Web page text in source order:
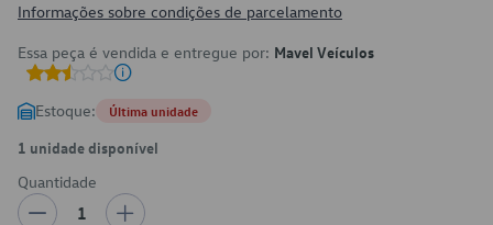
Informações sobre condições de parcelamento
Essa peça é vendida e entregue por: Mavel Veículos
Estoque: Última unidade
1 unidade disponível
Quantidade
1